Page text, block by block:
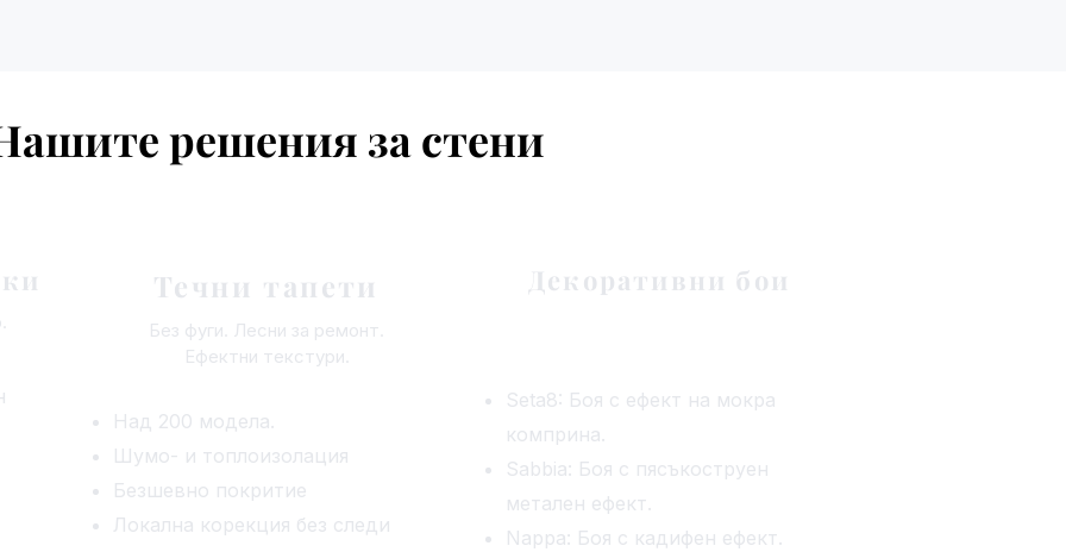
решения за стени
Течни тапети
Без фуги. Лесни за ремонт.
Ефектни текстури.
Над 200 модела.
Шумо- и топлоизолация
Безшевно покритие
Локална корекция без следи
Декоративни бои
Seta8: Боя с ефект на мокра
комприна.
Sabbia: Боя с пясъкоструен
метален ефект.
Nappa: Боя с кадифен ефект.